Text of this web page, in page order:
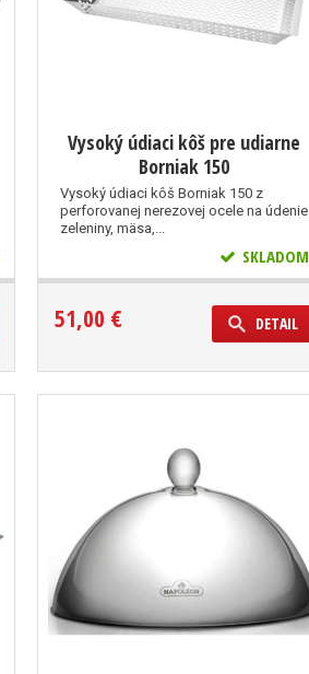
Vysoký údiaci kôš pre udiarne
Borniak 150
Vysoký údiaci kôš Borniak 150 z
perforovanej nerezovej ocele na údenie
zeleniny, mäsa,...
SKLADOM
51,00 € DETAIL